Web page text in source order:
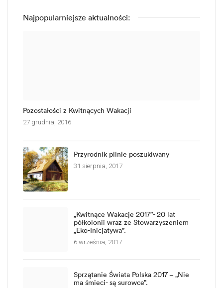
Najpopularniejsze aktualności:
Pozostałości z Kwitnących Wakacji
27 grudnia, 2016
Przyrodnik pilnie poszukiwany
31 sierpnia, 2017
„Kwitnące Wakacje 2017”- 20 lat
półkolonii wraz ze Stowarzyszeniem
„Eko-Inicjatywa”.
6 września, 2017
Sprzątanie Świata Polska 2017 – „Nie
ma śmieci- są surowce”.